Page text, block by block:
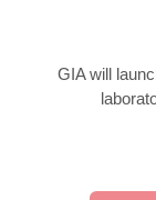
GIA will